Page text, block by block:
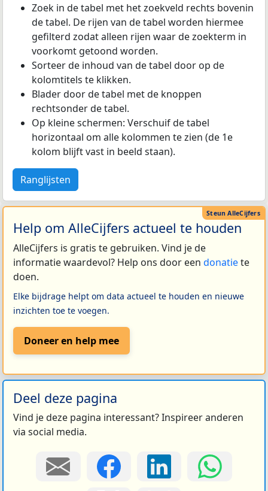
Zoek in de tabel met het zoekveld rechts bovenin
de tabel. De rijen van de tabel worden hiermee
gefilterd zodat alleen rijen waar de zoekterm in
voorkomt getoond worden.
Sorteer de inhoud van de tabel door op de
kolomtitels te klikken.
Blader door de tabel met de knoppen
rechtsonder de tabel.
Op kleine schermen: Verschuif de tabel
horizontaal om alle kolommen te zien (de 1e
kolom blijft vast in beeld staan).
Ranglijsten
Help om AlleCijfers actueel te houden
AlleCijfers is gratis te gebruiken. Vind je de
informatie waardevol? Help ons door een donatiete
doen.
Elke bijdrage helpt om data actueel te houden en nieuwe
inzichten toe te voegen.
Doneer en help mee
Deel deze pagina
Vind je deze pagina interessant? Inspireer anderen
via social media.